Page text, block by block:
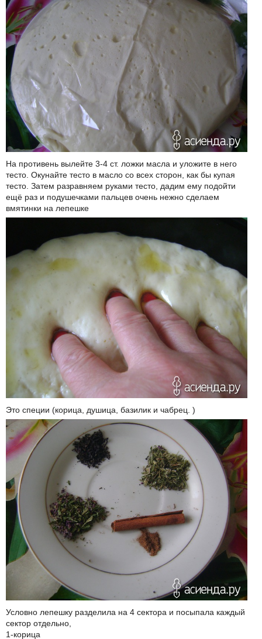
На противень вылейте 3-4 ст. ложки масла и уложите в него
тесто. Окунайте тесто в масло со всех сторон, как бы купая
тесто. Затем разравняем руками тесто, дадим ему подойти
ещё раз и подушечками пальцев очень нежно сделаем
вмятинки на лепешке
Это специи (корица, душица, базилик и чабрец. )
Условно лепешку разделила на 4 сектора и посыпала каждый
сектор отдельно,
1-корица